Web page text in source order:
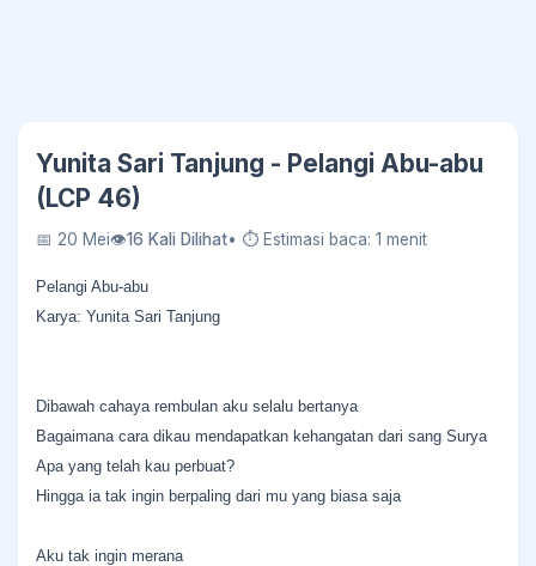
Yunita Sari Tanjung - Pelangi Abu-abu
(LCP 46)
📅 20 Mei👁16 Kali Dilihat• ⏱ Estimasi baca: 1 menit
Pelangi Abu-abu
Karya: Yunita Sari Tanjung
Dibawah cahaya rembulan aku selalu bertanya
Bagaimana cara dikau mendapatkan kehangatan dari sang Surya
Apa yang telah kau perbuat?
Hingga ia tak ingin berpaling dari mu yang biasa saja
Aku tak ingin merana